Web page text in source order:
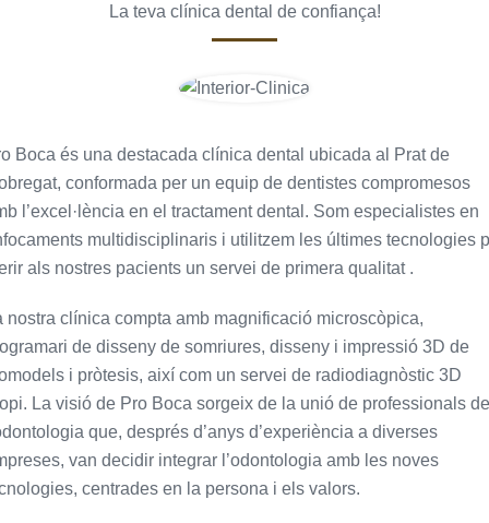
La teva clínica dental de confiança!
Boca és una destacada clínica dental ubicada al Prat de
conformada per un equip de dentistes compromesos
l’excel·lència en el tractament dental. Som especialistes en
multidisciplinaris i utilitzem les últimes tecnologies
als nostres pacients un servei de primera qualitat .
nostra clínica compta amb magnificació microscòpica,
de disseny de somriures, disseny i impressió 3D de
i pròtesis, així com un servei de radiodiagnòstic 3D
La visió de Pro Boca sorgeix de la unió de professionals de
que, després d’anys d’experiència a diverses
van decidir integrar l’odontologia amb les noves
centrades en la persona i els valors.